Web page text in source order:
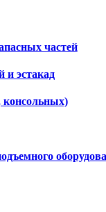
частей
и эстакад
консольных)